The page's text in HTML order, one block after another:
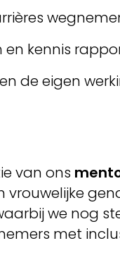
kennis
de eigen
van ons
vrouwelijke
we nog
met